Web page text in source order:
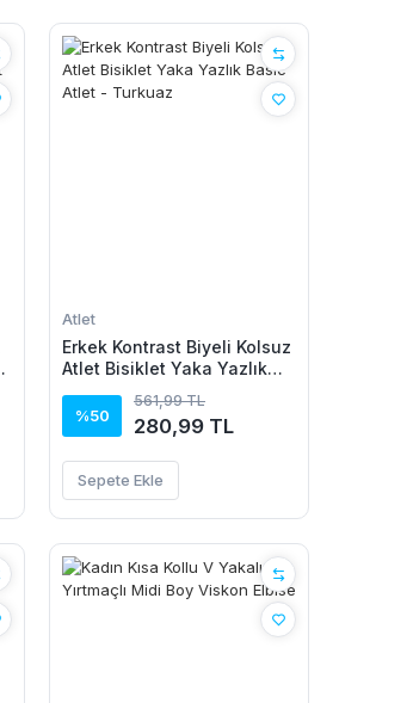
Atlet
Erkek Kontrast Biyeli Kolsuz
Atlet Bisiklet Yaka Yazlık
%50
561,99 TL
280,99 TL
Sepete Ekle